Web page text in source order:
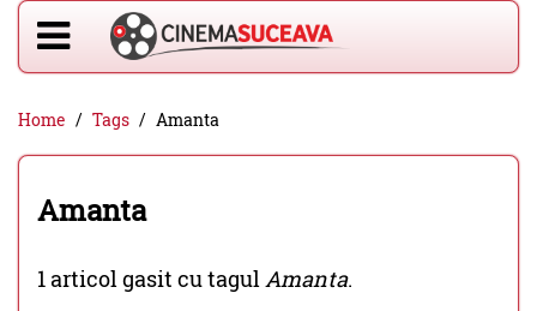
Home Tags Amanta
Amanta
1 articol gasit cu tagulAmanta.